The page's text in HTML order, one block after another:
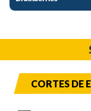
CORTES DE